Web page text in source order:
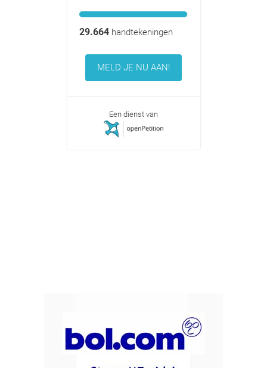
29.664handtekeningen
MELD JE NU AAN!
Een dienst van